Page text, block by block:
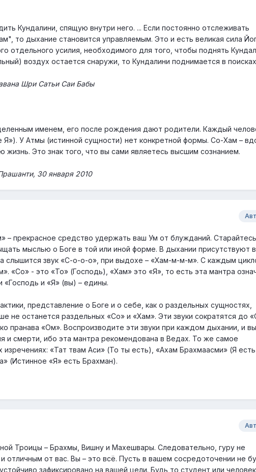
Кундалини, спящую внутри него. ... Если постоянно отслеживать
то дыхание становится управляемым. Это и есть великая сила
отдельного усилия, необходимого для того, чтобы поднять
воздух остается снаружи, то Кундалини поднимается в
Шри Сатьи Саи Бабы
именем, его после рождения дают родители. Каждый
Я»). У Атмы (истинной сущности) нет конкретной формы. Со-Хам –
Это знак того, что вы сами являетесь высшим сознанием.
30 января 2010
– прекрасное средство удержать ваш Ум от блужданий. Старайтесь
мыслью о Боге в той или иной форме. В дыхании присутствуют
слышится звук «С-о-о-о», при выдохе – «Хам-м-м-м». С каждым
«Со» - это «То» (Господь), «Хам» это «Я», то есть эта мантра
«Господь и «Я» (вы) – едины.
представление о Боге и о себе, как о раздельных сущностях,
не останется раздельных «Со» и «Хам». Эти звуки сократятся до
пранава «Ом». Воспроизводите эти звуки при каждом дыхании, и вы
и смерти, ибо эта мантра рекомендована в Ведах. То же самое
«Тат твам Аси» (То ты есть), «Ахам Брахмаасми» (Я есть
(Истинное «Я» есть Брахман).
Троицы – Брахмы, Вишну и Махешвары. Следовательно, гуру не
отличным от вас. Вы – это всё. Пусть в вашем сосредоточении не
зафиксировано на вашей цели. Будь то студент или человек,